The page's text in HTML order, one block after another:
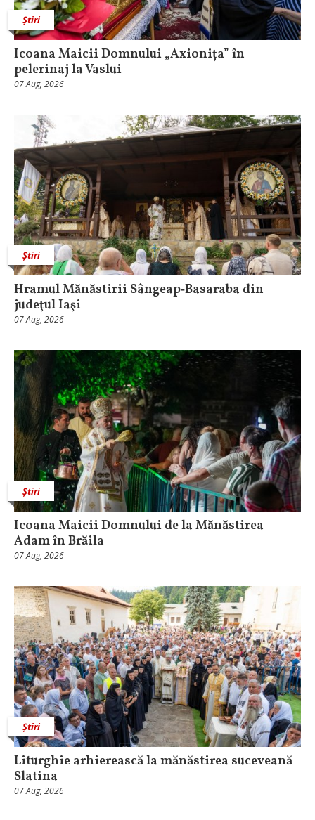
Știri
Icoana Maicii Domnului „Axionița” în
pelerinaj la Vaslui
07 Aug, 2026
Știri
Hramul Mănăstirii Sângeap‑Basaraba din
judeţul Iaşi
07 Aug, 2026
Știri
Icoana Maicii Domnului de la Mănăstirea
Adam în Brăila
07 Aug, 2026
Știri
Liturghie arhierească la mănăstirea suceveană
Slatina
07 Aug, 2026